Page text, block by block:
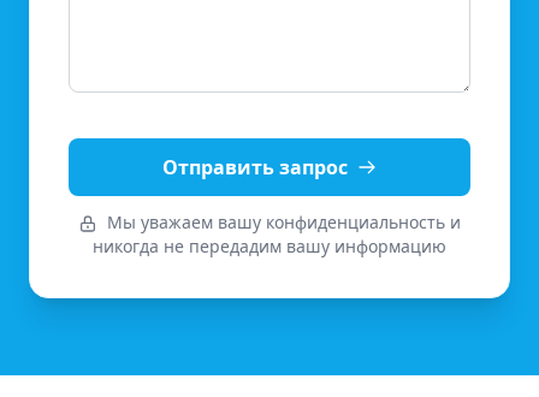
Отправить запрос
Мы уважаем вашу конфиденциальность и
никогда не передадим вашу информацию